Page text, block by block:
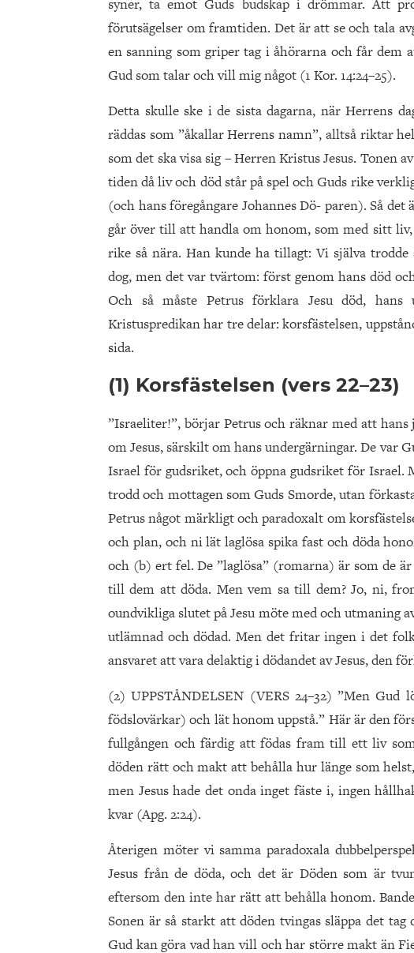
förutsägelser om framtiden. Det är att se och tala
en sanning som griper tag i åhörarna och får dem
Gud som talar och vill mig något (1 Kor. 14:24–25).
Detta skulle ske i de sista dagarna, när Herrens
räddas som ”åkallar Herrens namn”, alltså riktar
som det ska visa sig – Herren Kristus Jesus. Tonen
tiden då liv och död står på spel och Guds rike
(och hans föregångare Johannes Dö- paren). Så
går över till att handla om honom, som med sitt
rike så nära. Han kunde ha tillagt: Vi själva
dog, men det var tvärtom: först genom hans död
Och så måste Petrus förklara Jesu död, hans
Kristuspredikan har tre delar: korsfästelsen,
sida.
(1) Korsfästelsen (vers 22–23)
”Israeliter!”, börjar Petrus och räknar med att
om Jesus, särskilt om hans undergärningar. De var
Israel för gudsriket, och öppna gudsriket för Israel.
trodd och mottagen som Guds Smorde, utan
Petrus något märkligt och paradoxalt om
och plan, och ni lät laglösa spika fast och döda
och (b) ert fel. De ”laglösa” (romarna) är som de
till dem att döda. Men vem sa till dem? Jo, ni,
oundvikliga slutet på Jesu möte med och utmaning
utlämnad och dödad. Men det fritar ingen i det
ansvaret att vara delaktig i dödandet av Jesus, den
(2) UPPSTÅNDELSEN (VERS 24–32) ”Men Gud
födslovärkar) och lät honom uppstå.” Här är den
fullgången och färdig att födas fram till ett liv
döden rätt och makt att behålla hur länge som
men Jesus hade det onda inget fäste i, ingen
kvar (Apg. 2:24).
Återigen möter vi samma paradoxala
Jesus från de döda, och det är Döden som är
eftersom den inte har rätt att behålla honom.
Sonen är så starkt att döden tvingas släppa det
Gud kan göra vad han vill och har större makt än